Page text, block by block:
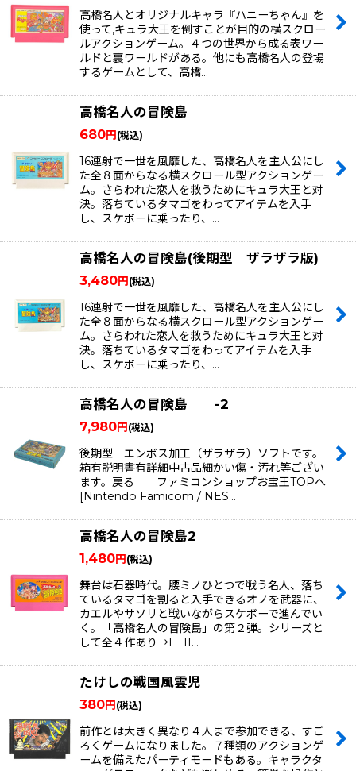
高橋名人とオリジナルキャラ『ハニーちゃん』を
使って,キュラ大王を倒すことが目的の横スクロー
ルアクションゲーム。４つの世界から成る表ワー
ルドと裏ワールドがある。他にも高橋名人の登場
するゲームとして、高橋…
高橋名人の冒険島
680円 (税込)
16連射で一世を風靡した、高橋名人を主人公にし
た全８面からなる横スクロール型アクションゲー
ム。さらわれた恋人を救うためにキュラ大王と対
決。落ちているタマゴをわってアイテムを入手
し、スケボーに乗ったり、…
高橋名人の冒険島(後期型 ザラザラ版)
3,480円 (税込)
16連射で一世を風靡した、高橋名人を主人公にし
た全８面からなる横スクロール型アクションゲー
ム。さらわれた恋人を救うためにキュラ大王と対
決。落ちているタマゴをわってアイテムを入手
し、スケボーに乗ったり、…
高橋名人の冒険島 -2
7,980円 (税込)
後期型 エンボス加工（ザラザラ）ソフトです。
箱有説明書有詳細中古品細かい傷・汚れ等ござい
ます。戻る ファミコンショップお宝王TOPへ
[Nintendo Famicom / NES…
高橋名人の冒険島2
1,480円 (税込)
舞台は石器時代。腰ミノひとつで戦う名人、落ち
ているタマゴを割ると入手できるオノを武器に、
カエルやサソリと戦いながらスケボーで進んでい
く。「高橋名人の冒険島」の第２弾。シリーズと
して全４作あり→I II…
たけしの戦国風雲児
380円 (税込)
前作とは大きく異なり４人まで参加できる、すご
ろくゲームになりました。７種類のアクションゲ
ームを備えたパーティモードもある。キャラクタ